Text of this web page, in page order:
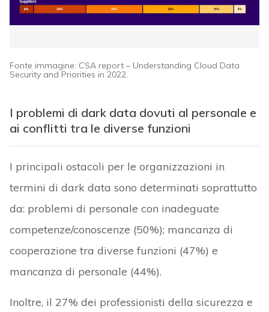
Fonte immagine: CSA report – Understanding Cloud Data
Security and Priorities in 2022.
I problemi di dark data dovuti al personale e
ai conflitti tra le diverse funzioni
I principali ostacoli per le organizzazioni in
termini di dark data sono determinati soprattutto
da: problemi di personale con inadeguate
competenze/conoscenze (50%); mancanza di
cooperazione tra diverse funzioni (47%) e
mancanza di personale (44%).
Inoltre, il 27% dei professionisti della sicurezza e